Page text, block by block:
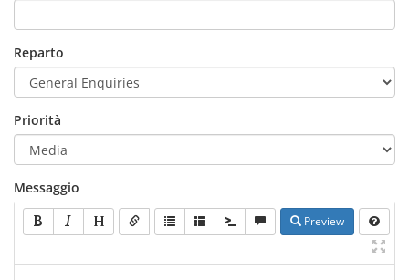
Reparto
Priorità
Messaggio
Preview